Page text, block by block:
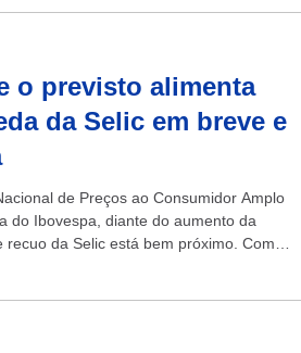
o previsto alimenta
da Selic em breve e
de Preços ao Consumidor Amplo
do Ibovespa, diante do aumento da
da Selic está bem próximo. Com